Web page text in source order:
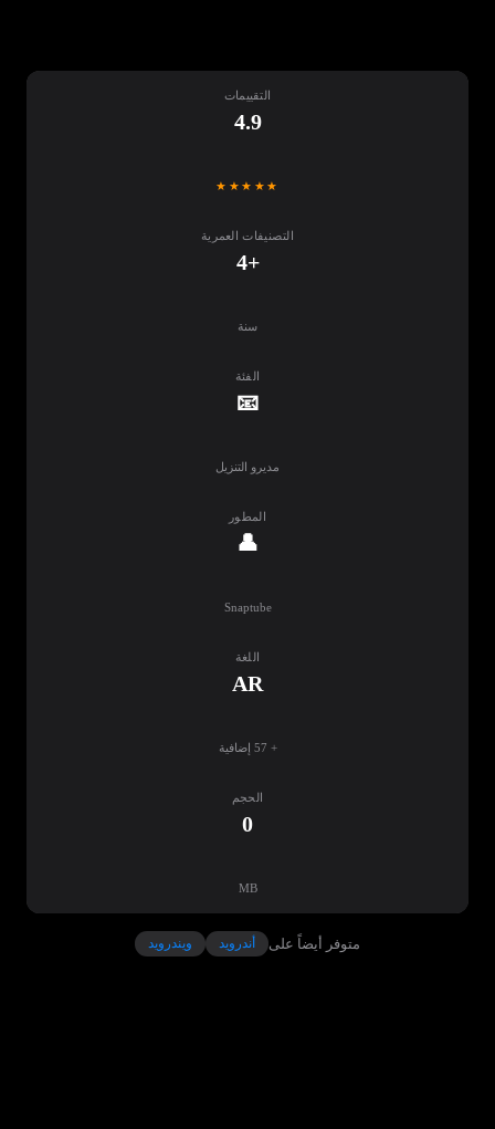
التقييمات
4.9
★★★★★
التصنيفات العمرية
+4
سنة
الفئة
📧
مديرو التنزيل
المطور
👤
Snaptube
اللغة
AR
+ 57 إضافية
الحجم
0
MB
متوفر أيضاً على أندرويد ويندرويد